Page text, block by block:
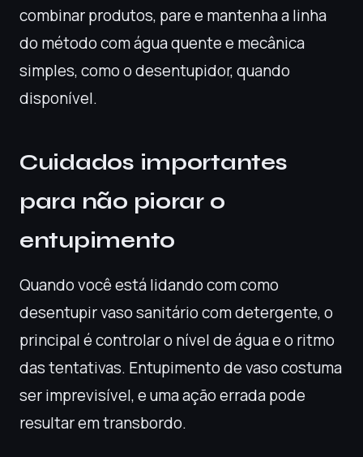
combinar produtos, pare e mantenha a linha
do método com água quente e mecânica
simples, como o desentupidor, quando
disponível.
Cuidados importantes
para não piorar o
entupimento
Quando você está lidando com como
desentupir vaso sanitário com detergente, o
principal é controlar o nível de água e o ritmo
das tentativas. Entupimento de vaso costuma
ser imprevisível, e uma ação errada pode
resultar em transbordo.